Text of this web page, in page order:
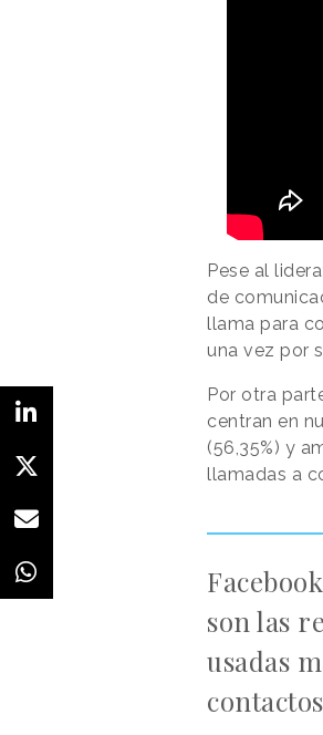
Pese al
de
llama para
una vez por
Por otra
centran en
(56,35%) y
llamadas a
son las
usadas